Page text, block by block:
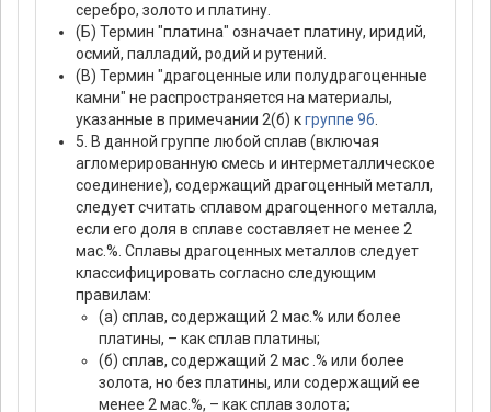
серебро, золото и платину.
(Б) Термин "платина" означает платину, иридий,
осмий, палладий, родий и рутений.
(В) Термин "драгоценные или полудрагоценные
камни" не распространяется на материалы,
указанные в примечании 2(б) кгруппе 96
5. В данной группе любой сплав (включая
агломерированную смесь и интерметаллическое
соединение), содержащий драгоценный металл,
следует считать сплавом драгоценного металла,
если его доля в сплаве составляет не менее 2
мас.%. Сплавы драгоценных металлов следует
классифицировать согласно следующим
правилам:
(а) сплав, содержащий 2 мас.% или более
платины, – как сплав платины;
(б) сплав, содержащий 2 мас .% или более
золота, но без платины, или содержащий ее
менее 2 мас.%, – как сплав золота;